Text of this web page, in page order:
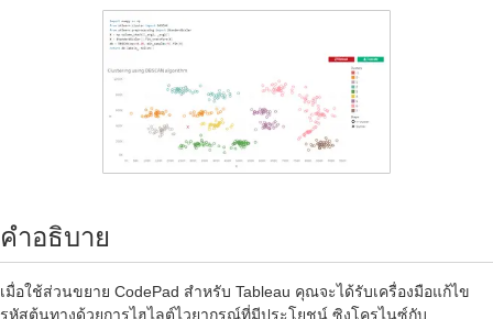
คำอธิบาย
เมื่อใช้ส่วนขยาย CodePad สำหรับ Tableau คุณจะได้รับเครื่องมือแก้ไข
รหัสต้นทางด้วยการไฮไลต์ไวยากรณ์ที่มีประโยชน์ ซิงโครไนซ์กับ